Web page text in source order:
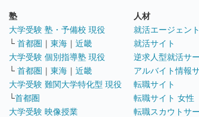
塾
大学受験 塾・予備校 現役
└ 首都圏 ｜ 東海 ｜ 近畿
大学受験 個別指導塾 現役
└ 首都圏 ｜ 東海 ｜ 近畿
大学受験 難関大学特化型 現役
└首都圏
大学受験 映像授業
人材
就活エージェント
就活サイト
逆求人型就活サ
アルバイト情報
転職サイト
転職サイト 女性
転職スカウトサ